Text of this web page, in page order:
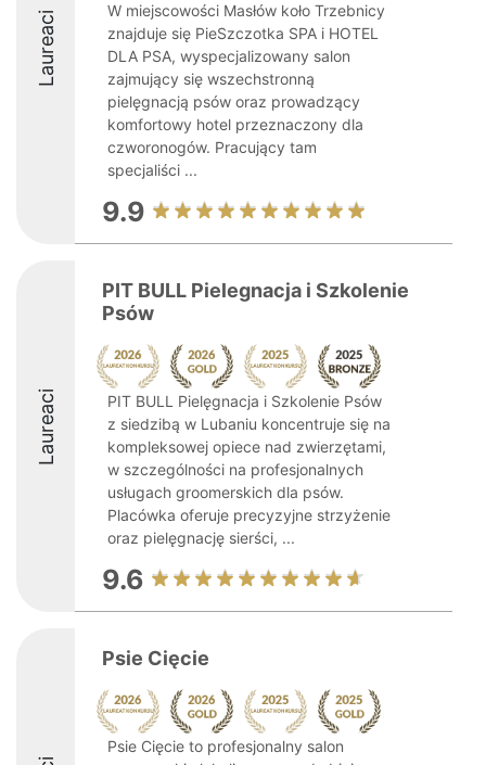
Laureaci
W miejscowości Masłów koło Trzebnicy
znajduje się PieSzczotka SPA i HOTEL
DLA PSA, wyspecjalizowany salon
zajmujący się wszechstronną
pielęgnacją psów oraz prowadzący
komfortowy hotel przeznaczony dla
czworonogów. Pracujący tam
specjaliści ...
9.9
Laureaci
PIT BULL Pielegnacja i Szkolenie
Psów
PIT BULL Pielęgnacja i Szkolenie Psów
z siedzibą w Lubaniu koncentruje się na
kompleksowej opiece nad zwierzętami,
w szczególności na profesjonalnych
usługach groomerskich dla psów.
Placówka oferuje precyzyjne strzyżenie
oraz pielęgnację sierści, ...
9.6
Psie Cięcie
Psie Cięcie to profesjonalny salon